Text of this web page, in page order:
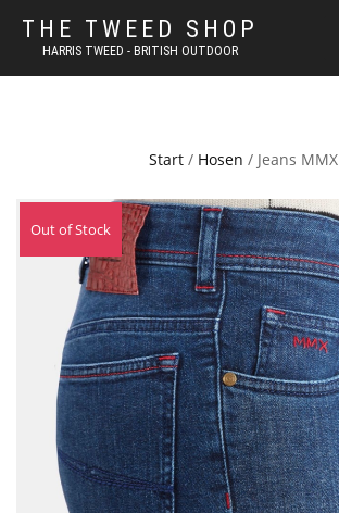
THE TWEED SHOP
HARRIS TWEED - BRITISH OUTDOOR
Start / Hosen / Jeans MMX
Out of Stock